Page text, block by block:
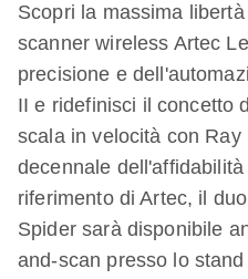
Scopri la massima
scanner wireless Artec
precisione e
II e ridefinisci il concetto
scala in velocità con Ray
decennale
riferimento di Artec, il
Spider sarà disponibile
and-scan presso lo